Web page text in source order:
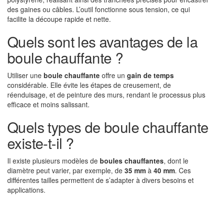
des gaines ou câbles. L’outil fonctionne sous tension, ce qui
facilite la découpe rapide et nette.
Quels sont les avantages de la
boule chauffante ?
Utiliser une boule chauffante offre un gain de temps
considérable. Elle évite les étapes de creusement, de
réenduisage, et de peinture des murs, rendant le processus plus
efficace et moins salissant.
Quels types de boule chauffante
existe-t-il ?
Il existe plusieurs modèles de boules chauffantes, dont le
diamètre peut varier, par exemple, de 35 mm à 40 mm. Ces
différentes tailles permettent de s’adapter à divers besoins et
applications.